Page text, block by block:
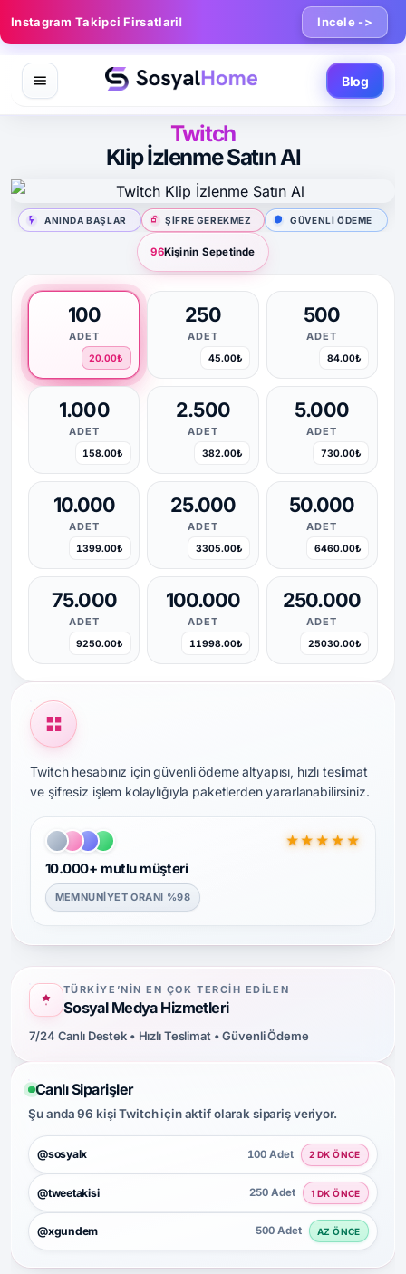
Instagram Takipci Firsatlari! Incele ->
Blog
Twitch
Klip İzlenme Satın Al
ANINDA BAŞLAR ŞIFRE GEREKMEZ GÜVENLI ÖDEME
96Kişinin Sepetinde
Twitch hesabınız için güvenli ödeme altyapısı, hızlı teslimat
ve şifresiz işlem kolaylığıyla paketlerden yararlanabilirsiniz.
★★★★★
10.000+ mutlu müşteri
MEMNUNIYET ORANI %98
TÜRKIYE’NIN EN ÇOK TERCIH EDILEN
Sosyal Medya Hizmetleri
7/24 Canlı Destek • Hızlı Teslimat • Güvenli Ödeme
100
ADET
20.00₺
250
ADET
45.00₺
500
ADET
84.00₺
1.000
ADET
158.00₺
2.500
ADET
382.00₺
5.000
ADET
730.00₺
10.000
ADET
1399.00₺
25.000
ADET
3305.00₺
50.000
ADET
6460.00₺
75.000
ADET
9250.00₺
100.000
ADET
11998.00₺
250.000
ADET
25030.00₺
Canlı Siparişler
Şu anda 96 kişi Twitch için aktif olarak sipariş veriyor.
@sosyalx 100 Adet 2 DK ÖNCE
@tweetakisi 250 Adet 1 DK ÖNCE
@xgundem 500 Adet AZ ÖNCE